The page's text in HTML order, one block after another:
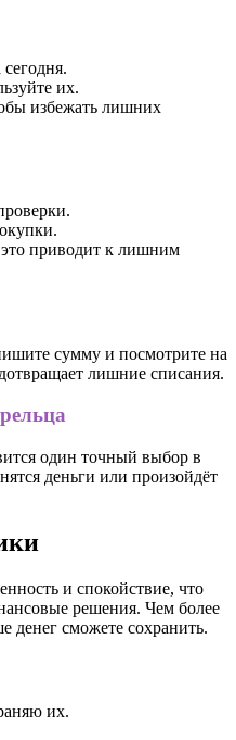
их.
избежать лишних
приводит к лишним
сумму и посмотрите на
лишние списания.
один точный выбор в
деньги или произойдёт
и спокойствие, что
решения. Чем более
денег сможете сохранить.
их.